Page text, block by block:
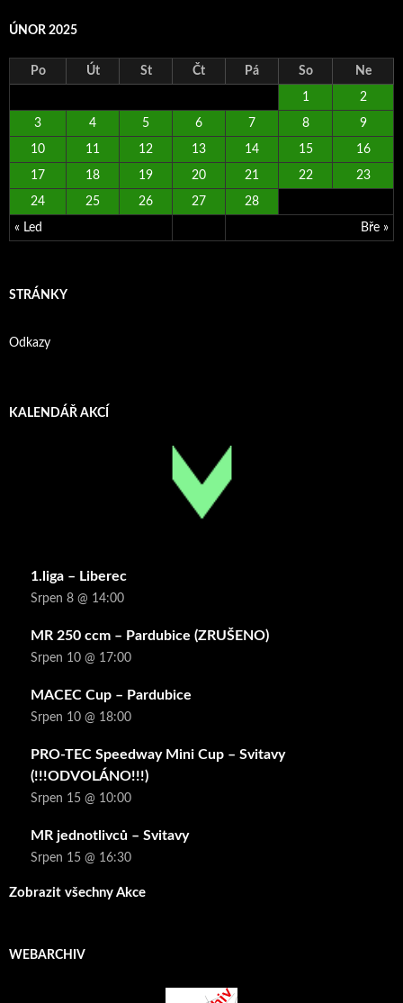
ÚNOR 2025
Po Út St Čt Pá So Ne
« Led Bře »
1 2
3 4 5 6 7 8 9
10 11 12 13 14 15 16
17 18 19 20 21 22 23
24 25 26 27 28
STRÁNKY
Odkazy
KALENDÁŘ AKCÍ
1.liga – Liberec
Srpen 8 @ 14:00
MR 250 ccm – Pardubice (ZRUŠENO)
Srpen 10 @ 17:00
MACEC Cup – Pardubice
Srpen 10 @ 18:00
PRO-TEC Speedway Mini Cup – Svitavy
(!!!ODVOLÁNO!!!)
Srpen 15 @ 10:00
MR jednotlivců – Svitavy
Srpen 15 @ 16:30
Zobrazit všechny Akce
WEBARCHIV